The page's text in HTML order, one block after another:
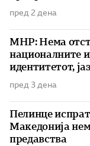
пред 2 дена
МНР: Нема
националните
идентитетот,
пред 3 дена
Пелинце
Македонија
предавства